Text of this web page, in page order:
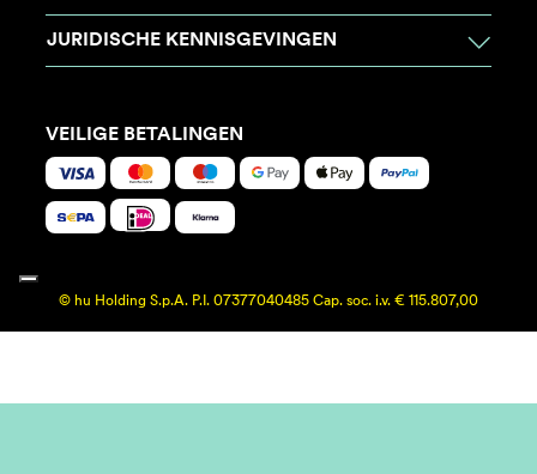
JURIDISCHE KENNISGEVINGEN
VEILIGE BETALINGEN
© hu Holding S.p.A. P.I. 07377040485 Cap. soc. i.v. € 115.807,00